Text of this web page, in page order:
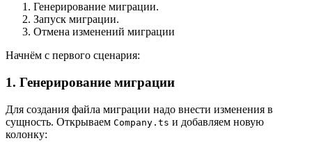
Генерирование миграции.
Запуск миграции.
Отмена изменений миграции
Начнём с первого сценария:
1. Генерирование миграции
Для создания файла миграции надо внести изменения в
сущность. Открываем Company.ts и добавляем новую
колонку: